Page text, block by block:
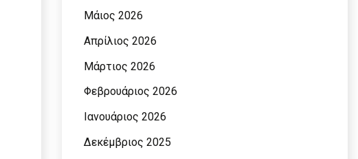
Μάιος 2026
Απρίλιος 2026
Μάρτιος 2026
Φεβρουάριος 2026
Ιανουάριος 2026
Δεκέμβριος 2025